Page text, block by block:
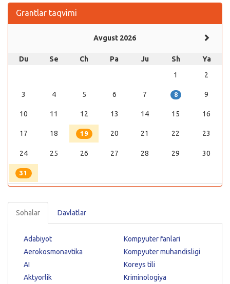
Grantlar taqvimi
Avgust 2026
Du Se Ch Pa Ju Sh
Ya
1
2
3 4 5 6 7 8 9
10 11 12 13 14 15 16
17 18 19 20 21 22 23
24 25 26 27 28 29 30
31
Sohalar Davlatlar
Adabiyot
Aerokosmonavtika
AI
Aktyorlik
Kompyuter fanlari
Kompyuter muhandisligi
Koreys tili
Kriminologiya